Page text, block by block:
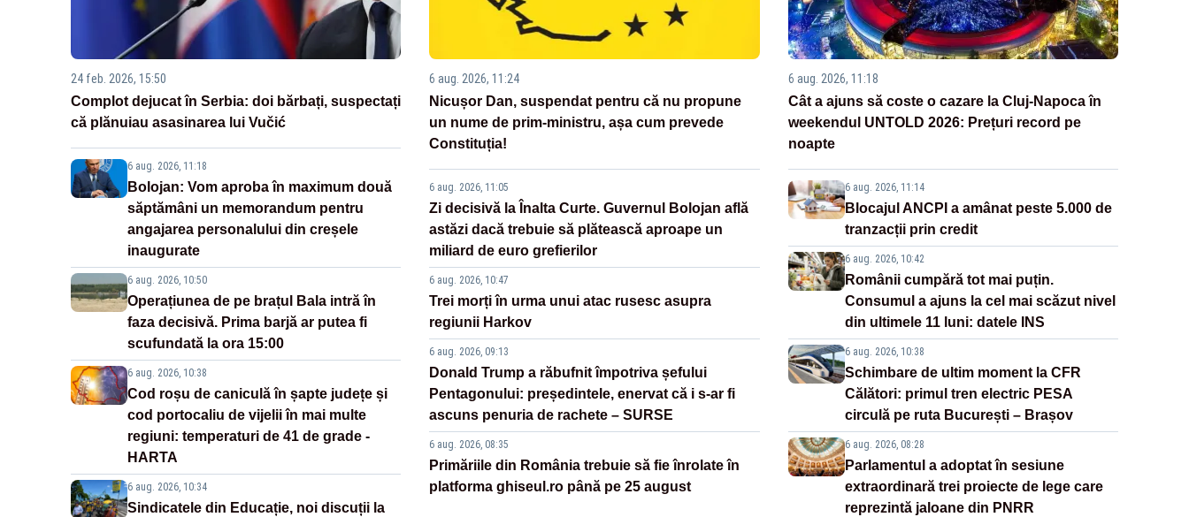
24 feb. 2026, 15:50
Complot dejucat în Serbia: doi bărbați, suspectați
că plănuiau asasinarea lui Vučić
6 aug. 2026, 11:18
Bolojan: Vom aproba în maximum două
săptămâni un memorandum pentru
angajarea personalului din creșele
inaugurate
6 aug. 2026, 10:50
Operațiunea de pe brațul Bala intră în
faza decisivă. Prima barjă ar putea fi
scufundată la ora 15:00
6 aug. 2026, 10:38
Cod roșu de caniculă în șapte județe și
cod portocaliu de vijelii în mai multe
regiuni: temperaturi de 41 de grade -
HARTA
6 aug. 2026, 10:34
Sindicatele din Educație, noi discuții la
6 aug. 2026, 11:24
Nicușor Dan, suspendat pentru că nu propune
un nume de prim-ministru, așa cum prevede
Constituția!
6 aug. 2026, 11:05
Zi decisivă la Înalta Curte. Guvernul Bolojan află
astăzi dacă trebuie să plătească aproape un
miliard de euro grefierilor
6 aug. 2026, 10:47
Trei morți în urma unui atac rusesc asupra
regiunii Harkov
6 aug. 2026, 09:13
Donald Trump a răbufnit împotriva șefului
Pentagonului: președintele, enervat că i s-ar fi
ascuns penuria de rachete – SURSE
6 aug. 2026, 08:35
Primăriile din România trebuie să fie înrolate în
platforma ghiseul.ro până pe 25 august
6 aug. 2026, 11:18
Cât a ajuns să coste o cazare la Cluj-Napoca în
weekendul UNTOLD 2026: Prețuri record pe
noapte
6 aug. 2026, 11:14
Blocajul ANCPI a amânat peste 5.000 de
tranzacții prin credit
6 aug. 2026, 10:42
Românii cumpără tot mai puțin.
Consumul a ajuns la cel mai scăzut nivel
din ultimele 11 luni: datele INS
6 aug. 2026, 10:38
Schimbare de ultim moment la CFR
Călători: primul tren electric PESA
circulă pe ruta București – Brașov
6 aug. 2026, 08:28
Parlamentul a adoptat în sesiune
extraordinară trei proiecte de lege care
reprezintă jaloane din PNRR